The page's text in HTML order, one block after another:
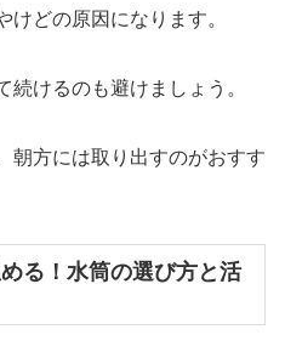
どの原因になります。
続けるのも避けましょう。
朝方には取り出すのがおすす
る！水筒の選び方と活